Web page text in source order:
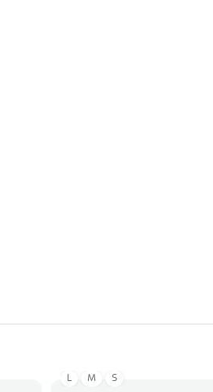
L M S